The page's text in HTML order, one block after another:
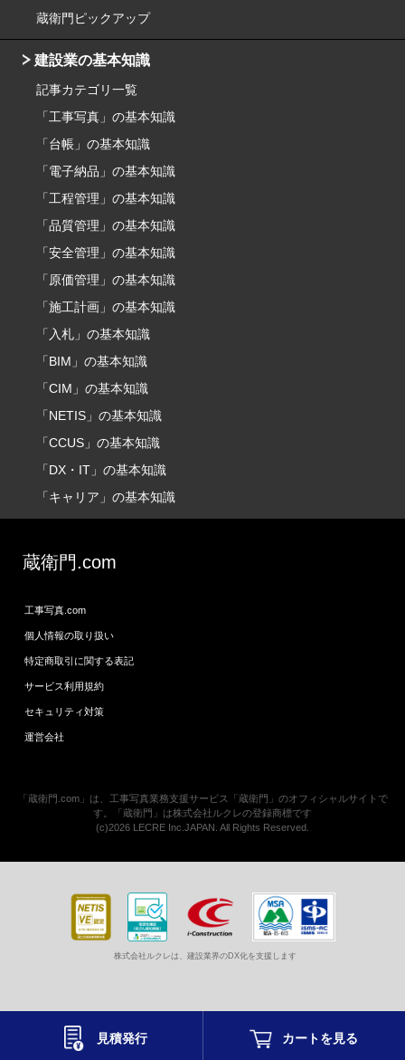
見積発行 カートを見る
蔵衛門ピックアップ
建設業の基本知識
記事カテゴリ一覧
「工事写真」の基本知識
「台帳」の基本知識
「電子納品」の基本知識
「工程管理」の基本知識
「品質管理」の基本知識
「安全管理」の基本知識
「原価管理」の基本知識
「施工計画」の基本知識
「入札」の基本知識
「BIM」の基本知識
「CIM」の基本知識
「NETIS」の基本知識
「CCUS」の基本知識
「DX・IT」の基本知識
「キャリア」の基本知識
蔵衛門.com
工事写真.com
個人情報の取り扱い
特定商取引に関する表記
サービス利用規約
セキュリティ対策
運営会社
「蔵衛門.com」は、工事写真業務支援サービス「蔵衛門」のオフィシャルサイトで
す。「蔵衛門」は株式会社ルクレの登録商標です
(c)2026 LECRE Inc.JAPAN. All Rights Reserved.
株式会社ルクレは、建設業界のDX化を支援します